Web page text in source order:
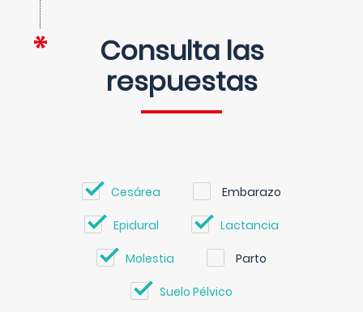
Consulta las
respuestas
Cesárea Embarazo
Epidural Lactancia
Molestia Parto
Suelo Pélvico